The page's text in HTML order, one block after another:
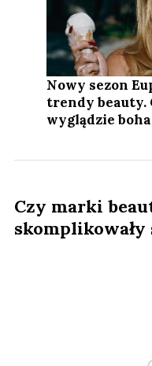
Nowy sezon
trendy beauty.
wyglądzie
Czy marki
skomplikowały